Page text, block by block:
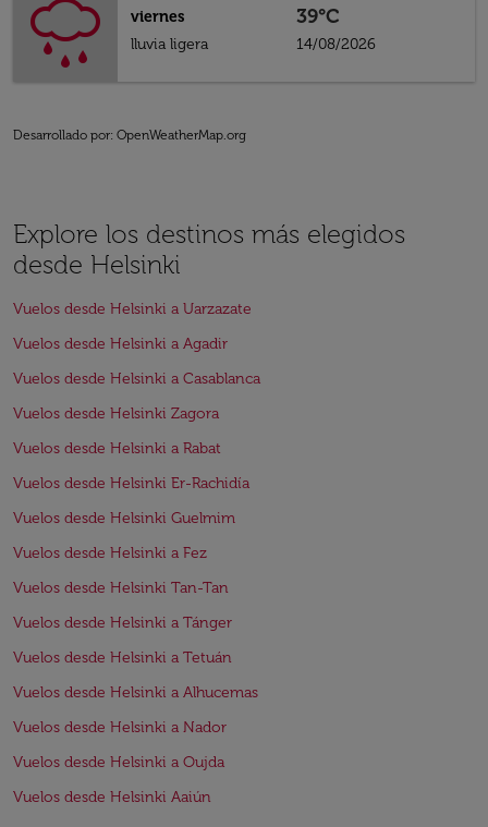
viernes
lluvia ligera
39°C
14/08/2026
Desarrollado por: OpenWeatherMap.org
Explore los destinos más elegidos
desde Helsinki
Vuelos desde Helsinki a Uarzazate
Vuelos desde Helsinki a Agadir
Vuelos desde Helsinki a Casablanca
Vuelos desde Helsinki Zagora
Vuelos desde Helsinki a Rabat
Vuelos desde Helsinki Er-Rachidía
Vuelos desde Helsinki Guelmim
Vuelos desde Helsinki a Fez
Vuelos desde Helsinki Tan-Tan
Vuelos desde Helsinki a Tánger
Vuelos desde Helsinki a Tetuán
Vuelos desde Helsinki a Alhucemas
Vuelos desde Helsinki a Nador
Vuelos desde Helsinki a Oujda
Vuelos desde Helsinki Aaiún